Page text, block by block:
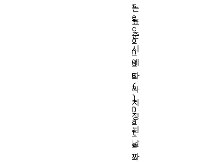
는
표
준
시
에
따
라
지
정
된
날
짜
s
e
c
o
n
d
s
(
)
D
a
t
e
.